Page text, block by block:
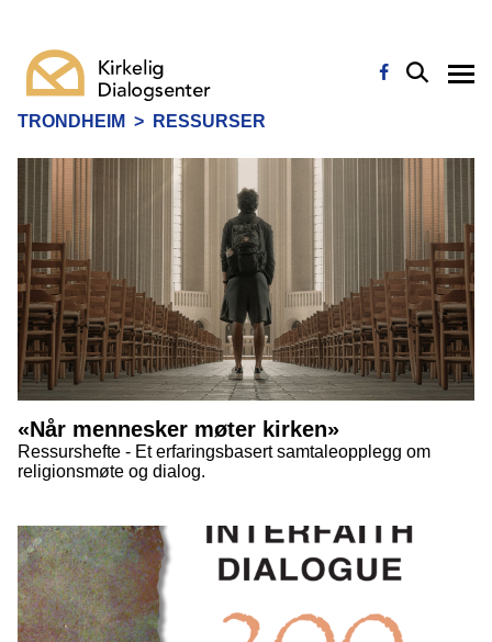
TRONDHEIM > RESSURSER
«Når mennesker møter kirken»
Ressurshefte - Et erfaringsbasert samtaleopplegg om
religionsmøte og dialog.